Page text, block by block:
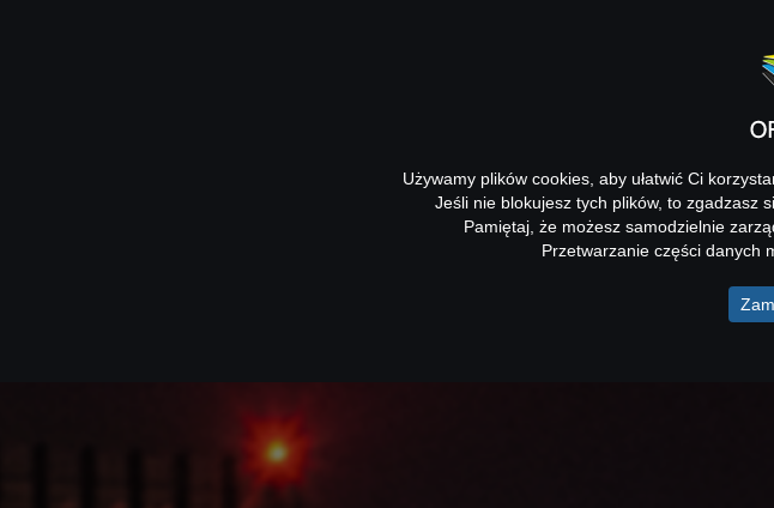
Używamy plików cookies, aby ułatwić Ci
Jeśli nie blokujesz tych plików, to zgadzasz
Pamiętaj, że możesz samodzielnie
Przetwarzanie części danych